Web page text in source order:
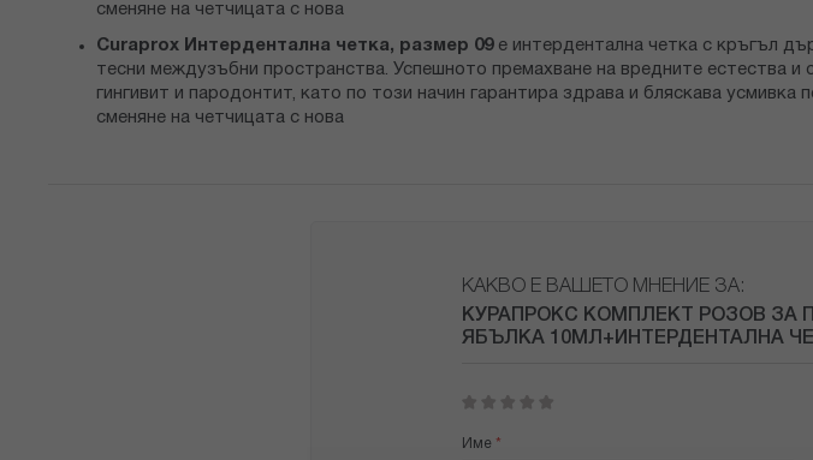
сменяне на четчицата с нова
Curaprox Интердентална четка, размер 09е интердентална четка с кръгъл
тесни междузъбни пространства. Успешното премахване на вредните естества
гингивит и пародонтит, като по този начин гарантира здрава и бляскава
сменяне на четчицата с нова
КАКВО Е ВАШЕТО МНЕНИЕ ЗА:
КУРАПРОКС КОМПЛЕКТ РОЗОВ ЗА
ЯБЪЛКА 10МЛ+ИНТЕРДЕНТАЛНА
star
stars
stars
stars
stars
Име